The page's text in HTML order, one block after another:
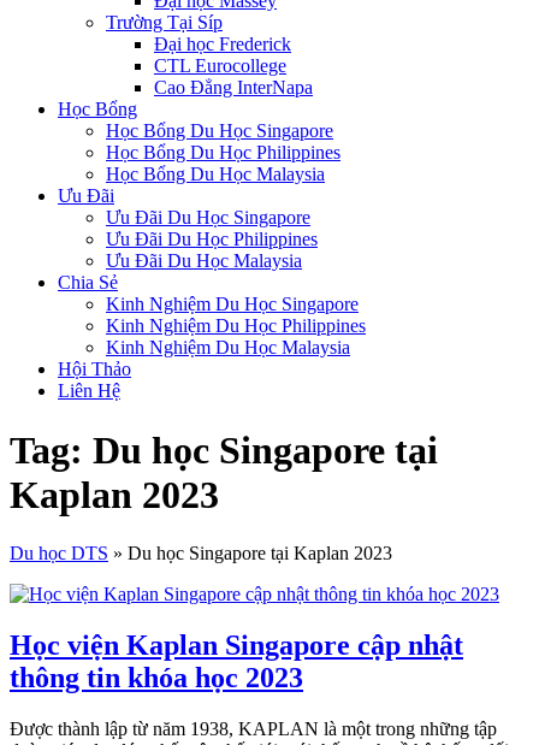
Trường Tại Síp
Đại học Frederick
CTL Eurocollege
Cao Đẳng InterNapa
Học Bổng
Học Bổng Du Học Singapore
Học Bổng Du Học Philippines
Học Bổng Du Học Malaysia
Ưu Đãi
Ưu Đãi Du Học Singapore
Ưu Đãi Du Học Philippines
Ưu Đãi Du Học Malaysia
Chia Sẻ
Kinh Nghiệm Du Học Singapore
Kinh Nghiệm Du Học Philippines
Kinh Nghiệm Du Học Malaysia
Hội Thảo
Liên Hệ
Tag: Du học Singapore tại
Kaplan 2023
Du học DTS » Du học Singapore tại Kaplan 2023
Học viện Kaplan Singapore cập nhật
thông tin khóa học 2023
Được thành lập từ năm 1938, KAPLAN là một trong những tập